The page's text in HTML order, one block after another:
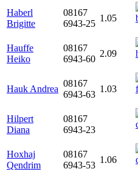
Haberl
Brigitte
08167
6943-25
1.05
Hauffe
Heiko
08167
6943-60
2.09
Hauk Andrea
08167
6943-63
1.03
Hilpert
Diana
08167
6943-23
Hoxhaj
Qendrim
08167
6943-53
1.06